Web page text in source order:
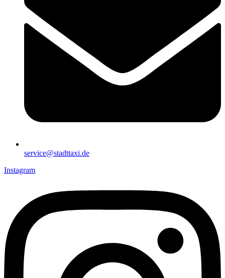
service@stadttaxi.de
Instagram